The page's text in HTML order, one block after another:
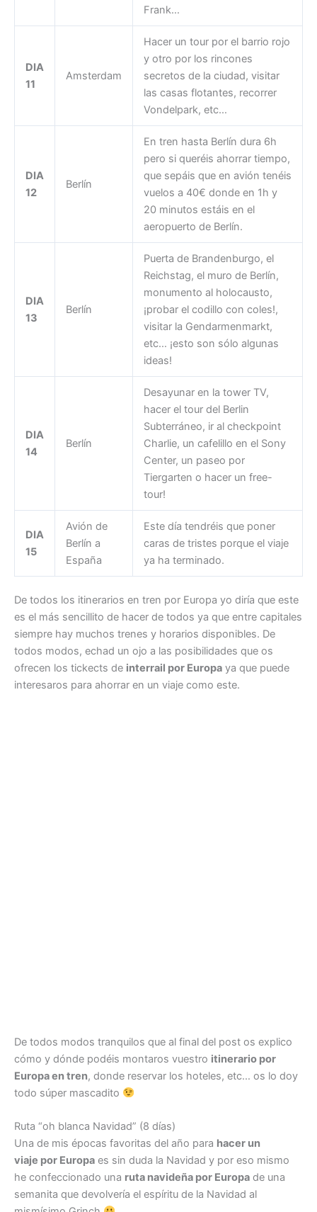
Frank…
DIA
11
Amsterdam
Hacer un tour por el barrio rojo
y otro por los rincones
secretos de la ciudad, visitar
las casas flotantes, recorrer
Vondelpark, etc…
DIA
12
Berlín
En tren hasta Berlín dura 6h
pero si queréis ahorrar tiempo,
que sepáis que en avión tenéis
vuelos a 40€ donde en 1h y
20 minutos estáis en el
aeropuerto de Berlín.
DIA
13
Berlín
Puerta de Brandenburgo, el
Reichstag, el muro de Berlín,
monumento al holocausto,
¡probar el codillo con coles!,
visitar la Gendarmenmarkt,
etc… ¡esto son sólo algunas
ideas!
DIA
14
Berlín
Desayunar en la tower TV,
hacer el tour del Berlin
Subterráneo, ir al checkpoint
Charlie, un cafelillo en el Sony
Center, un paseo por
Tiergarten o hacer un free-
tour!
DIA
15
Avión de
Berlín a
España
Este día tendréis que poner
caras de tristes porque el viaje
ya ha terminado.
De todos los itinerarios en tren por Europa yo diría que este
es el más sencillito de hacer de todos ya que entre capitales
siempre hay muchos trenes y horarios disponibles. De
todos modos, echad un ojo a las posibilidades que os
ofrecen los tickects de interrail por Europa ya que puede
interesaros para ahorrar en un viaje como este.
De todos modos tranquilos que al final del post os explico
cómo y dónde podéis montaros vuestro itinerario por
Europa en tren, donde reservar los hoteles, etc… os lo doy
todo súper mascadito
Ruta “oh blanca Navidad” (8 días)
Una de mis épocas favoritas del año para hacer un
viaje por Europa es sin duda la Navidad y por eso mismo
he confeccionado una ruta navideña por Europa de una
semanita que devolvería el espíritu de la Navidad al